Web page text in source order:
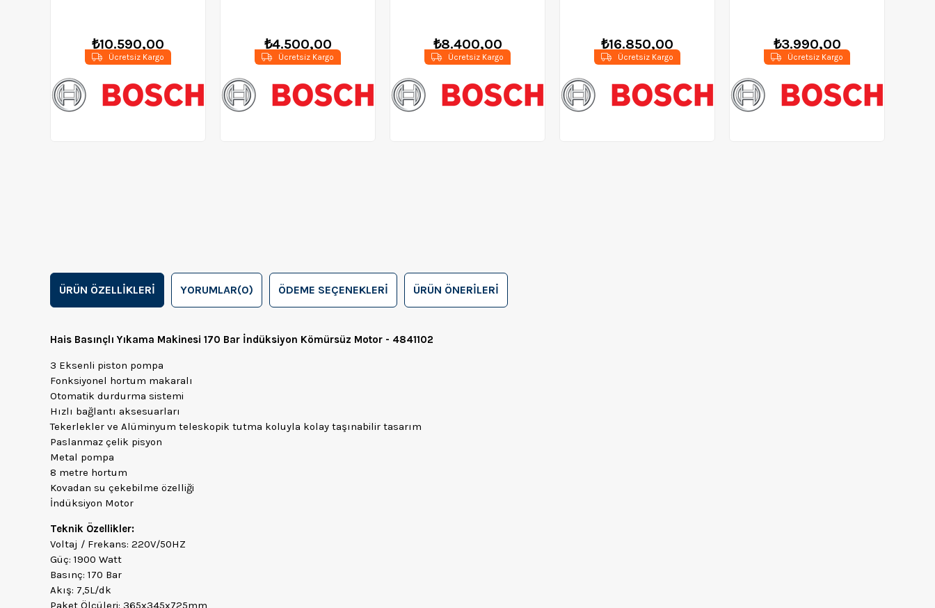
₺10.590,00
Ücretsiz Kargo
₺4.500,00
Ücretsiz Kargo
₺8.400,00
Ücretsiz Kargo
₺16.850,00
Ücretsiz Kargo
₺3.990,00
Ücretsiz Kargo
ÜRÜN ÖZELLIKLERI YORUMLAR(0) ÖDEME SEÇENEKLERI ÜRÜN ÖNERILERI
Hais Basınçlı Yıkama Makinesi 170 Bar İndüksiyon Kömürsüz Motor - 4841102
3 Eksenli piston pompa
Fonksiyonel hortum makaralı
Otomatik durdurma sistemi
Hızlı bağlantı aksesuarları
Tekerlekler ve Alüminyum teleskopik tutma koluyla kolay taşınabilir tasarım
Paslanmaz çelik pisyon
Metal pompa
8 metre hortum
Kovadan su çekebilme özelliği
İndüksiyon Motor
Teknik Özellikler:
Voltaj / Frekans: 220V/50HZ
Güç: 1900 Watt
Basınç: 170 Bar
Akış: 7,5L/dk
Paket Ölçüleri: 365x345x725mm